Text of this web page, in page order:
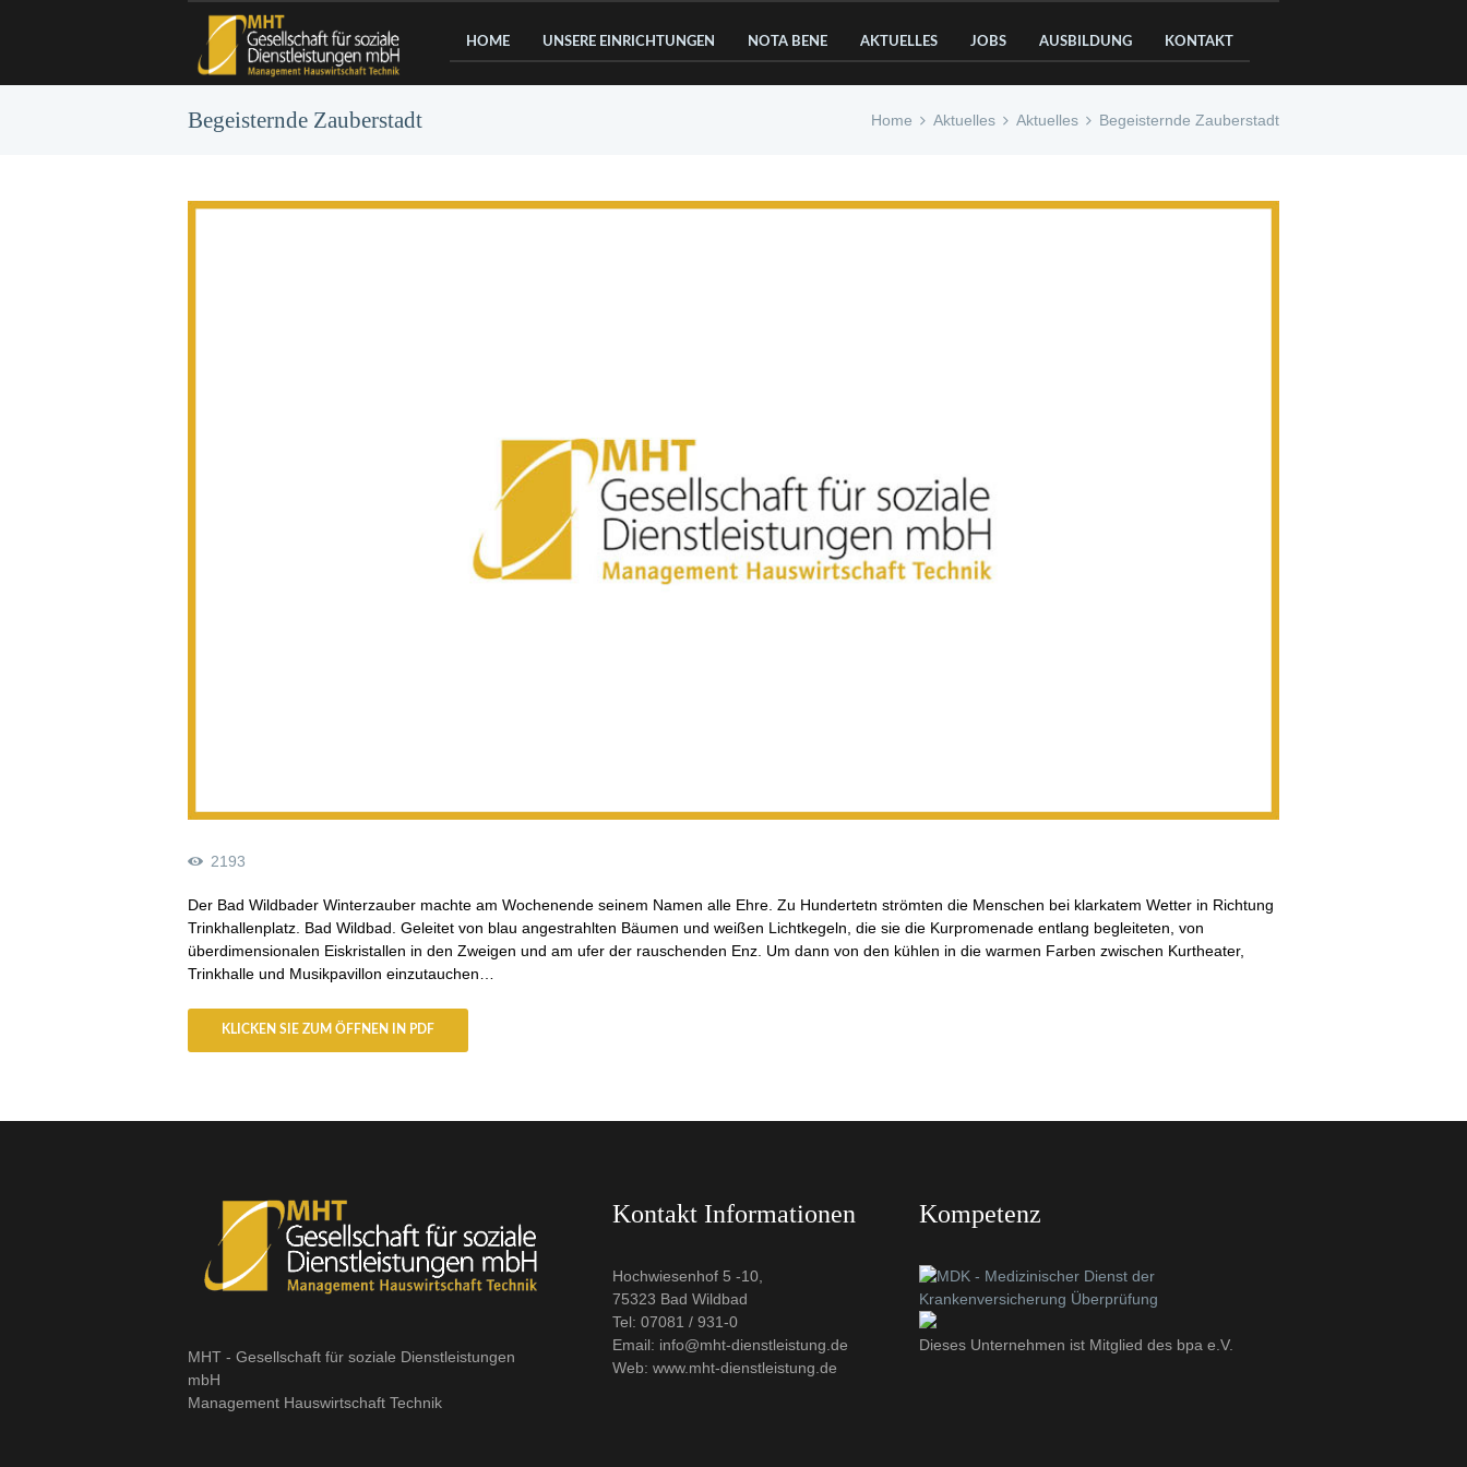
HOME UNSERE EINRICHTUNGEN NOTA BENE AKTUELLES JOBS AUSBILDUNG KONTAKT
Begeisternde Zauberstadt Home Aktuelles Aktuelles Begeisternde Zauberstadt
2193
Der Bad Wildbader Winterzauber machte am Wochenende seinem Namen alle Ehre. Zu Hundertetn strömten die Menschen bei klarkatem Wetter in Richtung
Trinkhallenplatz. Bad Wildbad. Geleitet von blau angestrahlten Bäumen und weißen Lichtkegeln, die sie die Kurpromenade entlang begleiteten, von
überdimensionalen Eiskristallen in den Zweigen und am ufer der rauschenden Enz. Um dann von den kühlen in die warmen Farben zwischen Kurtheater,
Trinkhalle und Musikpavillon einzutauchen…
KLICKEN SIE ZUM ÖFFNEN IN PDF
MHT - Gesellschaft für soziale Dienstleistungen
mbH
Management Hauswirtschaft Technik
Kontakt Informationen
Hochwiesenhof 5 -10,
75323 Bad Wildbad
Tel: 07081 / 931-0
Email: info@mht-dienstleistung.de
Web: www.mht-dienstleistung.de
Kompetenz
Dieses Unternehmen ist Mitglied des bpa e.V.